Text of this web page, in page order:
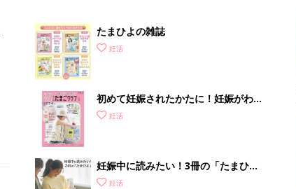
たまひよの雑誌
妊活
初めて妊娠されたかたに！妊娠がわか
ったら最初に読む本『初めてのたまご
妊活
妊娠中に読みたい！3冊の「たまひ
よ」妊活